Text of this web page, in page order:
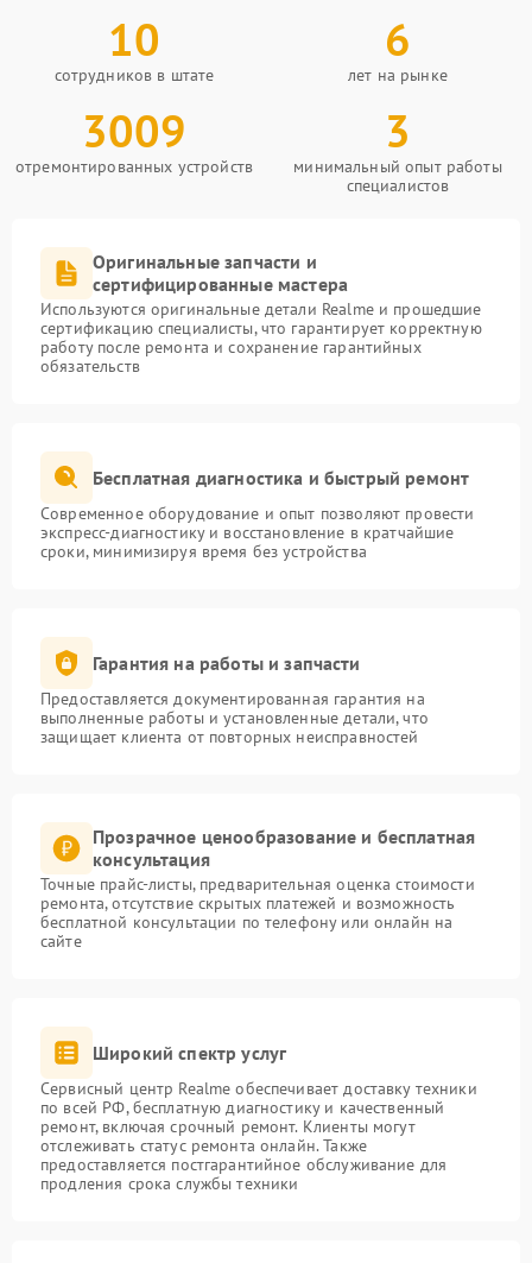
10
сотрудников в штате
6
лет на рынке
3009
отремонтированных устройств
3
минимальный опыт работы
специалистов
Оригинальные запчасти и
сертифицированные мастера
Используются оригинальные детали Realme и прошедшие
сертификацию специалисты, что гарантирует корректную
работу после ремонта и сохранение гарантийных
обязательств
Бесплатная диагностика и быстрый ремонт
Современное оборудование и опыт позволяют провести
экспресс-диагностику и восстановление в кратчайшие
сроки, минимизируя время без устройства
Гарантия на работы и запчасти
Предоставляется документированная гарантия на
выполненные работы и установленные детали, что
защищает клиента от повторных неисправностей
Прозрачное ценообразование и бесплатная
консультация
Точные прайс-листы, предварительная оценка стоимости
ремонта, отсутствие скрытых платежей и возможность
бесплатной консультации по телефону или онлайн на
сайте
Широкий спектр услуг
Сервисный центр Realme обеспечивает доставку техники
по всей РФ, бесплатную диагностику и качественный
ремонт, включая срочный ремонт. Клиенты могут
отслеживать статус ремонта онлайн. Также
предоставляется постгарантийное обслуживание для
продления срока службы техники